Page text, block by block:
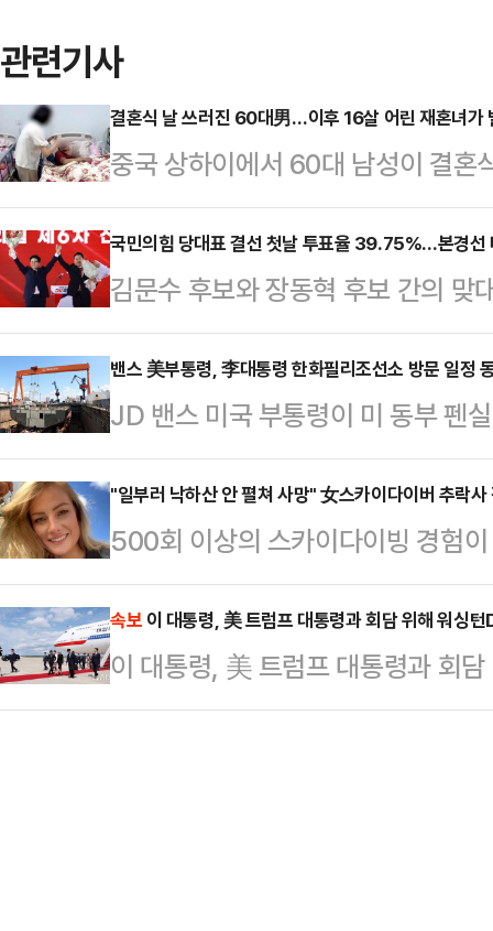
관련기사
결혼식 날 쓰러진 60대男…이후 16살 어린 재혼녀가
중국 상하이에서 60대 남성이 결혼
16살 연하 아내가 남성의 계좌에
시간) 홍콩 사우스차이나모닝포스
남성 왕씨(61)는 20여년 전 이혼
하 여성 런 팡(45)과 재혼했다.당시
나이든 남성은 연금, 재산, 이주 혜
려했고, 왕씨의 어머니 역시 "나이
국민의힘 당대표 결선 첫날 투표율 39.75%…본경
김문수 후보와 장동혁 후보 간의 맞
표의 첫날 투표율이 39.75%로 집
투표율인 37.51%보다 2.24%p 높
리위원회는 24일 오전 8시부터 오
투표율이 39.75%를 기록했다고
일 동시간대 투표율인 37.51%보
의힘 전 대표가 당선됐던 지난해
다는…
밴스 美부통령, 李대통령 한화필리조선소 방문 일정
JD 밴스 미국 부통령이 미 동부 펜
이재명 대통령의 26일 일정에 동행
관계자는 24일(현지시간) 밴스 부
를 방문할 것이라고 밝혔다. 도널드
만 백악관은 일정 상의 이유로 밴스
다.필리조선소는 지난해 12월 한
인수한 곳으로 지난달 한미 관세 협
한 바 있다. 이 대통…
"일부러 낙하산 안 펼쳐 사망" 女스카이다이버 추락사
500회 이상의 스카이다이빙 경험
사건을 수사한 결과 스스로 목숨을
시간) BBC에 따르면 올해 32세로
4월27일 스카이다이빙을 하던 도
험이 많은 스카이다이버였던 다마
속보 이 대통령, 美 트럼프 대통령과 회담 위해 워싱턴
이 대통령, 美 트럼프 대통령과 회